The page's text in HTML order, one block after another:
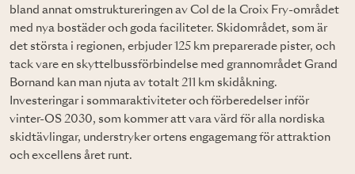
bland annat omstruktureringen av Col de la Croix Fry-området
med nya bostäder och goda faciliteter. Skidområdet, som är
det största i regionen, erbjuder 125 km preparerade pister, och
tack vare en skyttelbussförbindelse med grannområdet Grand
Bornand kan man njuta av totalt 211 km skidåkning.
Investeringar i sommaraktiviteter och förberedelser inför
vinter-OS 2030, som kommer att vara värd för alla nordiska
skidtävlingar, understryker ortens engagemang för attraktion
och excellens året runt.